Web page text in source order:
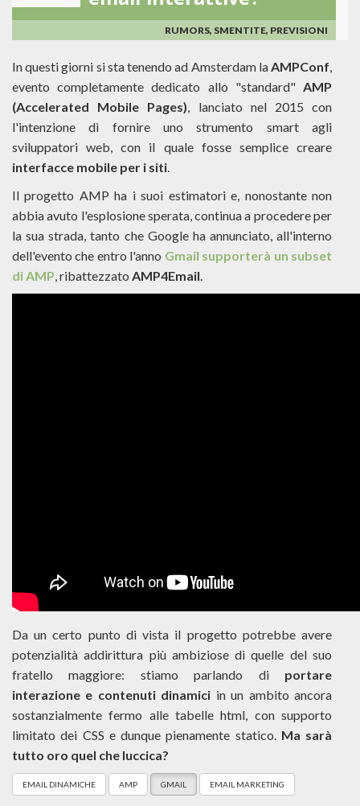
RUMORS, SMENTITE, PREVISIONI
In questi giorni si sta tenendo ad Amsterdam laAMPConf,
evento completamente dedicato allo "standard" AMP
(Accelerated Mobile Pages), lanciato nel 2015 con
l'intenzione di fornire uno strumento smart agli
sviluppatori web, con il quale fosse semplice creare
interfacce mobile per i siti.
Il progetto AMP ha i suoi estimatori e, nonostante non
abbia avuto l'esplosione sperata, continua a procedere per
la sua strada, tanto che Google ha annunciato, all'interno
dell'evento che entro l'anno Gmail supporterà un subset
di AMP, ribattezzato AMP4Email.
Da un certo punto di vista il progetto potrebbe avere
potenzialità addirittura più ambiziose di quelle del suo
fratello maggiore: stiamo parlando di portare
interazione e contenuti dinamici in un ambito ancora
sostanzialmente fermo alle tabelle html, con supporto
limitato dei CSS e dunque pienamente statico. Ma sarà
tutto oro quel che luccica?
EMAIL DINAMICHE AMP GMAIL EMAIL MARKETING